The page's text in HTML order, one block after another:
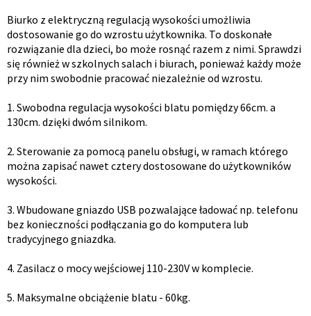
Opis
produktu
Biurko z elektryczną regulacją wysokości umożliwia
dostosowanie go do wzrostu użytkownika. To doskonałe
rozwiązanie dla dzieci, bo może rosnąć razem z nimi. Sprawdzi
się również w szkolnych salach i biurach, ponieważ każdy może
przy nim swobodnie pracować niezależnie od wzrostu.
1. Swobodna regulacja wysokości blatu pomiędzy 66cm. a
130cm. dzięki dwóm silnikom.
2. Sterowanie za pomocą panelu obsługi, w ramach którego
można zapisać nawet cztery dostosowane do użytkowników
wysokości.
3. Wbudowane gniazdo USB pozwalające ładować np. telefonu
bez konieczności podłączania go do komputera lub
tradycyjnego gniazdka.
4. Zasilacz o mocy wejściowej 110-230V w komplecie.
5. Maksymalne obciążenie blatu - 60kg.